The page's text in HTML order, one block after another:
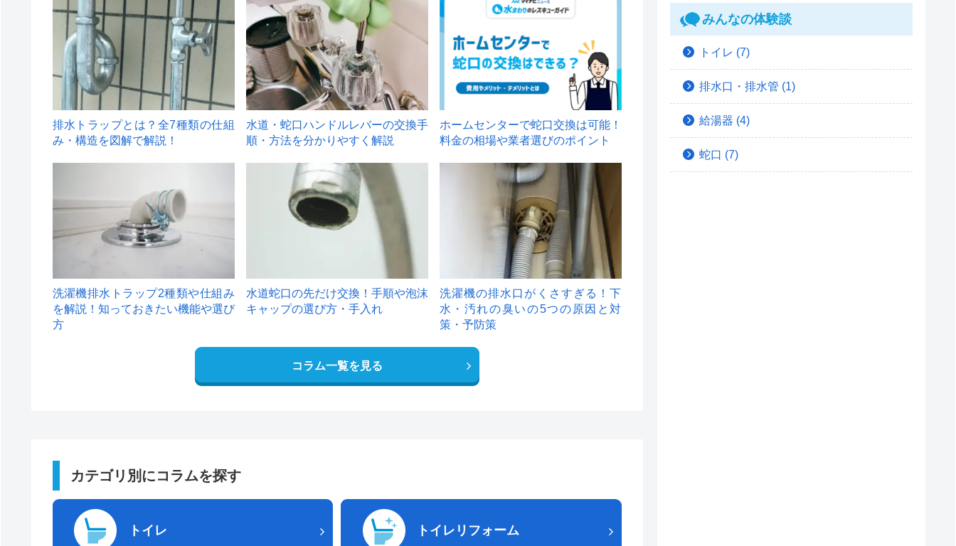
1
排水トラップとは？全7種類の仕組
み・構造を図解で解説！
2
水道・蛇口ハンドルレバーの交換手
順・方法を分かりやすく解説
ホームセンターで蛇口交換は可能！
料金の相場や業者選びのポイント
洗濯機排水トラップ2種類や仕組み
を解説！知っておきたい機能や選び
方
水道蛇口の先だけ交換！手順や泡沫
キャップの選び方・手入れ
洗濯機の排水口がくさすぎる！下
水・汚れの臭いの5つの原因と対
策・予防策
コラム一覧を見る
カテゴリ別にコラムを探す
トイレ トイレリフォーム
みんなの体験談
トイレ (7)
排水口・排水管 (1)
給湯器 (4)
蛇口 (7)